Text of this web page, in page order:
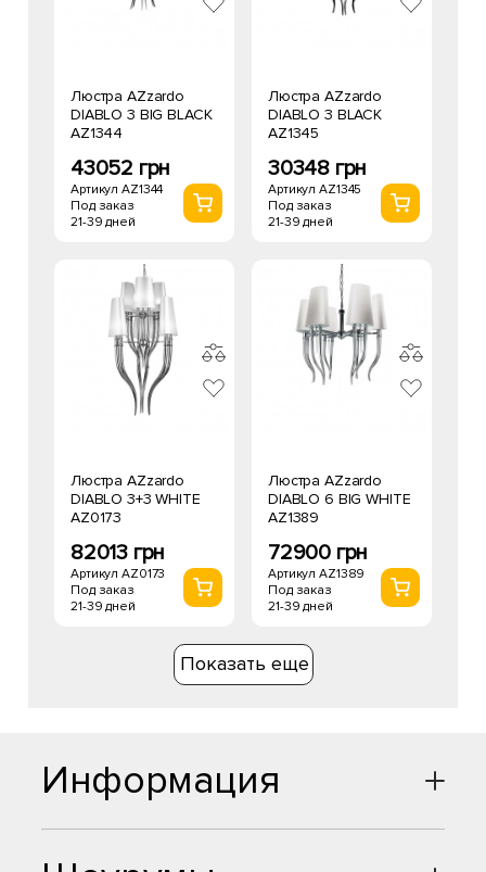
Люстра AZzardo
DIABLO 3 BIG BLACK
AZ1344
43052 грн
Артикул AZ1344
Под заказ
21-39 дней
Люстра AZzardo
DIABLO 3 BLACK
AZ1345
30348 грн
Артикул AZ1345
Под заказ
21-39 дней
Люстра AZzardo
DIABLO 3+3 WHITE
AZ0173
82013 грн
Артикул AZ0173
Под заказ
21-39 дней
Люстра AZzardo
DIABLO 6 BIG WHITE
AZ1389
72900 грн
Артикул AZ1389
Под заказ
21-39 дней
Показать еще
Информация